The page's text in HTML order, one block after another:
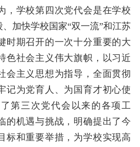
，学校第四次党代会是在学校
加快学校国家“双一流”和江苏
时期召开的一次十分重要的大
色社会主义伟大旗帜，以习近
会主义思想为指导，全面贯彻
记为党育人、为国育才初心使
第三次党代会以来的各项工
的机遇与挑战，明确提出了今
标和重要举措，为学校实现高